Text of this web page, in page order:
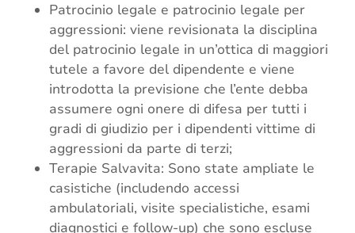
Patrocinio legale e patrocinio legale per
aggressioni: viene revisionata la disciplina
del patrocinio legale in un’ottica di maggiori
tutele a favore del dipendente e viene
introdotta la previsione che l’ente debba
assumere ogni onere di difesa per tutti i
gradi di giudizio per i dipendenti vittime di
aggressioni da parte di terzi;
Terapie Salvavita: Sono state ampliate le
casistiche (includendo accessi
ambulatoriali, visite specialistiche, esami
diagnostici e follow-up) che sono escluse